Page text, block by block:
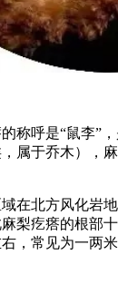
称呼是“鼠李”
属于乔木），
在北方风化岩
梨疙瘩的根部
，常见为一两米